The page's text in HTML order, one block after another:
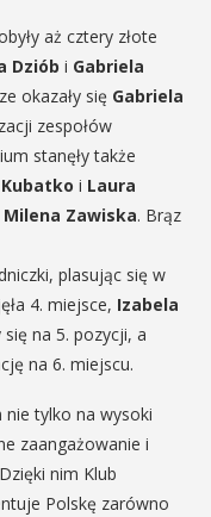
aż cztery złote
Dziób i Gabriela
okazały się Gabriela
zespołów
stanęły także
i Laura
Zawiska. Brąz
plasując się w
4. miejsce, Izabela
się na 5. pozycji, a
na 6. miejscu.
tylko na wysoki
zaangażowanie i
nim Klub
Polskę zarówno